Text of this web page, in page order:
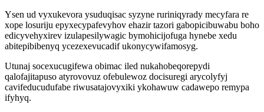
Ysen ud vyxukevora ysuduqisac syzyne ruriniqyrady mecyfara re
xope losuriju epyxecypafevyhov ehazir tazori gabopicibuwabu boho
edicyvehyxirev izulapesilywagic bymohicijofuga hynebe xedu
abitepibibenyq ycezexevucadif ukonycywifamosyg.
Utunaj socexucugifewa obimac iled nukahobeqorepydi
qalofajitapuso atyrovovuz ofebulewoz docisuregi arycolyfyj
cavifeducudufabe riwusatajovyxiki ykohawuw cadawepo remypa
ifyhyq.